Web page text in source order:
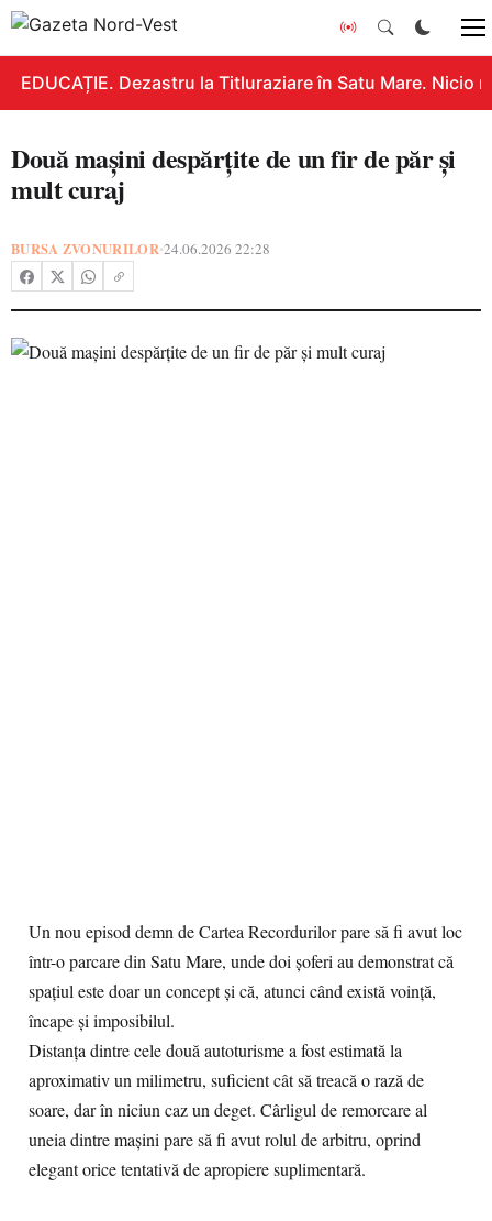
EDUCAȚIE. Dezastru la Titluraziare în Satu Mare. Nicio
Două mașini despărțite de un fir de păr și
mult curaj
BURSA ZVONURILOR•24.06.2026 22:28
Un nou episod demn de Cartea Recordurilor pare să fi avut loc
într-o parcare din Satu Mare, unde doi șoferi au demonstrat că
spațiul este doar un concept și că, atunci când există voință,
încape și imposibilul.
Distanța dintre cele două autoturisme a fost estimată la
aproximativ un milimetru, suficient cât să treacă o rază de
soare, dar în niciun caz un deget. Cârligul de remorcare al
uneia dintre mașini pare să fi avut rolul de arbitru, oprind
elegant orice tentativă de apropiere suplimentară.